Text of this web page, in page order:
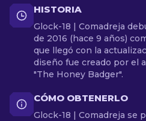
HISTORIA
Glock-18 | Comadreja
de 2016 (hace 9 años)
que llegó con la
diseño fue creado por el
"The Honey Badger".
CÓMO OBTENERLO
Glock-18 | Comadreja se